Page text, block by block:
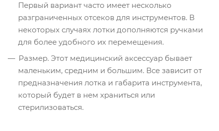
Первый вариант часто имеет несколько
разграниченных отсеков для инструментов. В
некоторых случаях лотки дополняются ручками
для более удобного их перемещения.
Размер. Этот медицинский аксессуар бывает
маленьким, средним и большим. Все зависит от
предназначения лотка и габарита инструмента,
который будет в нем храниться или
стерилизоваться.